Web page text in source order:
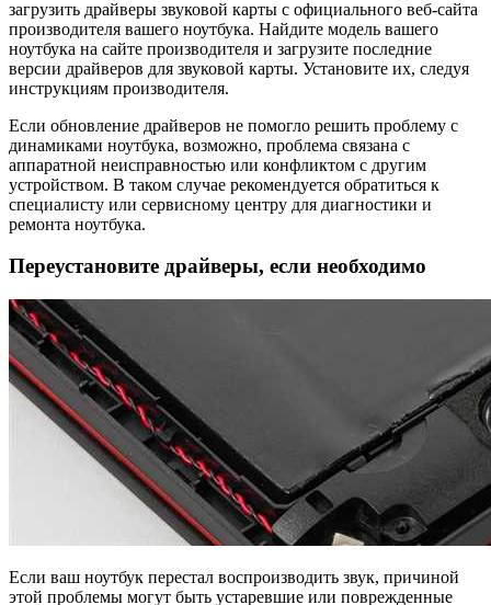
загрузить драйверы звуковой карты с официального веб-сайта
производителя вашего ноутбука. Найдите модель вашего
ноутбука на сайте производителя и загрузите последние
версии драйверов для звуковой карты. Установите их, следуя
инструкциям производителя.
Если обновление драйверов не помогло решить проблему с
динамиками ноутбука, возможно, проблема связана с
аппаратной неисправностью или конфликтом с другим
устройством. В таком случае рекомендуется обратиться к
специалисту или сервисному центру для диагностики и
ремонта ноутбука.
Переустановите драйверы, если необходимо
Если ваш ноутбук перестал воспроизводить звук, причиной
этой проблемы могут быть устаревшие или поврежденные